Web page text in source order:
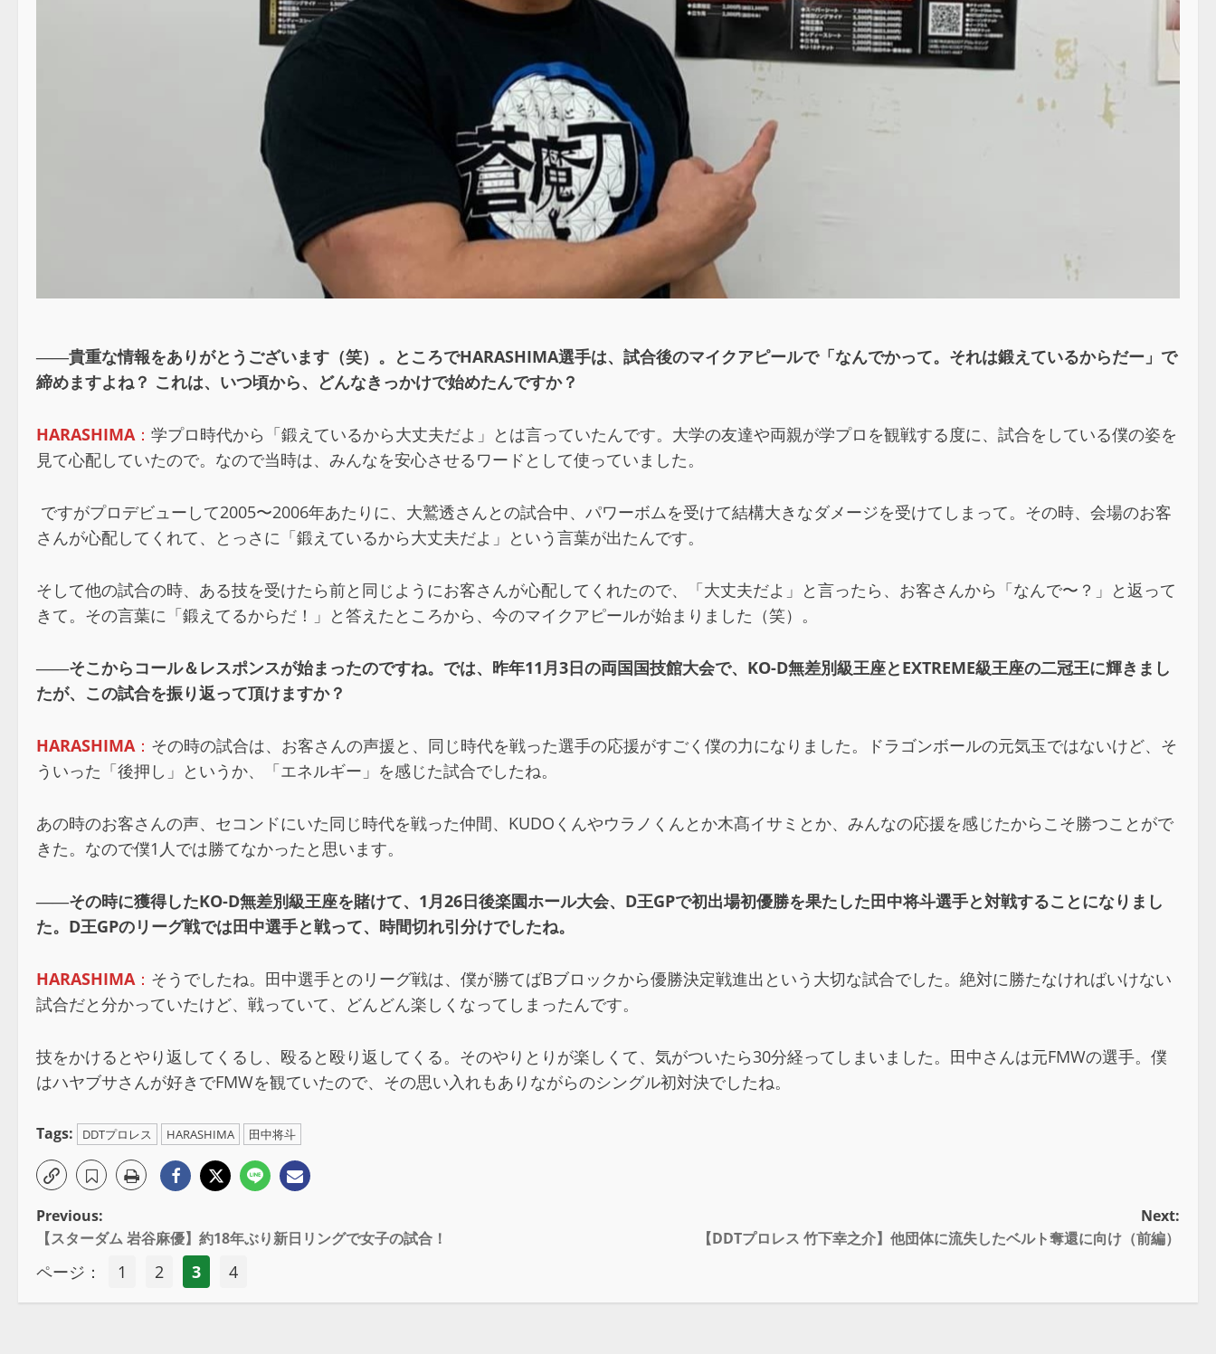
――貴重な情報をありがとうございます（笑）。ところでHARASHIMA選手は、試合後のマイクアピールで「なんでかって。それは鍛えているからだー」で
締めますよね？ これは、いつ頃から、どんなきっかけで始めたんですか？
HARASHIMA： 学プロ時代から「鍛えているから大丈夫だよ」とは言っていたんです。大学の友達や両親が学プロを観戦する度に、試合をしている僕の姿を
見て心配していたので。なので当時は、みんなを安心させるワードとして使っていました。
ですがプロデビューして2005〜2006年あたりに、大鷲透さんとの試合中、パワーボムを受けて結構大きなダメージを受けてしまって。その時、会場のお客
さんが心配してくれて、とっさに「鍛えているから大丈夫だよ」という言葉が出たんです。
そして他の試合の時、ある技を受けたら前と同じようにお客さんが心配してくれたので、「大丈夫だよ」と言ったら、お客さんから「なんで〜？」と返って
きて。その言葉に「鍛えてるからだ！」と答えたところから、今のマイクアピールが始まりました（笑）。
――そこからコール＆レスポンスが始まったのですね。では、昨年11月3日の両国国技館大会で、KO-D無差別級王座とEXTREME級王座の二冠王に輝きまし
たが、この試合を振り返って頂けますか？
HARASHIMA： その時の試合は、お客さんの声援と、同じ時代を戦った選手の応援がすごく僕の力になりました。ドラゴンボールの元気玉ではないけど、そ
ういった「後押し」というか、「エネルギー」を感じた試合でしたね。
あの時のお客さんの声、セコンドにいた同じ時代を戦った仲間、KUDOくんやウラノくんとか木髙イサミとか、みんなの応援を感じたからこそ勝つことがで
きた。なので僕1人では勝てなかったと思います。
――その時に獲得したKO-D無差別級王座を賭けて、1月26日後楽園ホール大会、D王GPで初出場初優勝を果たした田中将斗選手と対戦することになりまし
た。D王GPのリーグ戦では田中選手と戦って、時間切れ引分けでしたね。
HARASHIMA： そうでしたね。田中選手とのリーグ戦は、僕が勝てばBブロックから優勝決定戦進出という大切な試合でした。絶対に勝たなければいけない
試合だと分かっていたけど、戦っていて、どんどん楽しくなってしまったんです。
技をかけるとやり返してくるし、殴ると殴り返してくる。そのやりとりが楽しくて、気がついたら30分経ってしまいました。田中さんは元FMWの選手。僕
はハヤブサさんが好きでFMWを観ていたので、その思い入れもありながらのシングル初対決でしたね。
Tags: DDTプロレス HARASHIMA 田中将斗
Previous:
【スターダム 岩谷麻優】約18年ぶり新日リングで女子の試合！
Next:
【DDTプロレス 竹下幸之介】他団体に流失したベルト奪還に向け（前編）
ページ： 1 2 3 4